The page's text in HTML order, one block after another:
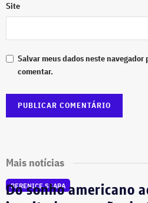
Site
Salvar meus dados neste navegador
comentar.
Mais notícias
BERENICE SEARA
Do sonho americano